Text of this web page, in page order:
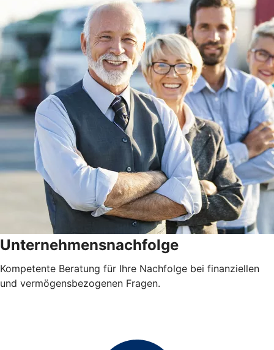
Unternehmensnachfolge
Kompetente Beratung für Ihre Nachfolge bei finanziellen
und vermögensbezogenen Fragen.